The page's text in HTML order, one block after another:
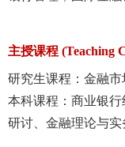
主授课程 (Teaching
研究生课程：金融
本科课程：商业银
研讨、金融理论与实